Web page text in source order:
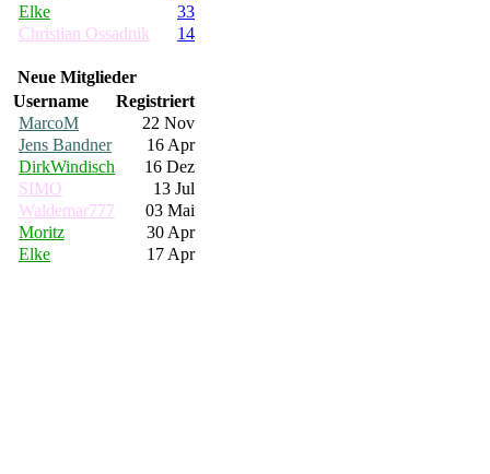
Elke
33
Christian Ossadnik
14
Neue Mitglieder
Username
Registriert
MarcoM
22 Nov
Jens Bandner
16 Apr
DirkWindisch
16 Dez
SIMO
13 Jul
Waldemar777
03 Mai
Moritz
30 Apr
Elke
17 Apr